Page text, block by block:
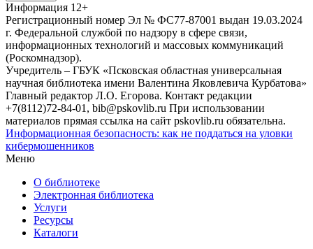
Информация 12+
Регистрационный номер Эл № ФС77-87001 выдан 19.03.2024
г. Федеральной службой по надзору в сфере связи,
информационных технологий и массовых коммуникаций
(Роскомнадзор).
Учредитель – ГБУК «Псковская областная универсальная
научная библиотека имени Валентина Яковлевича Курбатова»
Главный редактор Л.О. Егорова. Контакт редакции
+7(8112)72-84-01, bib@pskovlib.ru При использовании
материалов прямая ссылка на сайт pskovlib.ru обязательна.
Информационная безопасность: как не поддаться на уловки
кибермошенников
Меню
О библиотеке
Электронная библиотека
Услуги
Ресурсы
Каталоги